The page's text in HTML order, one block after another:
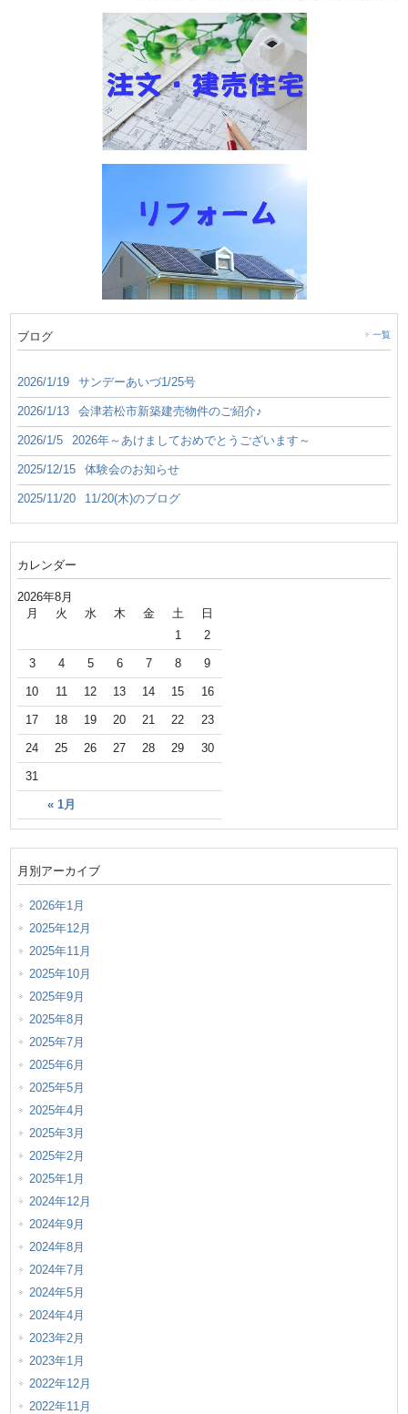
ブログ 一覧
2026/1/19 サンデーあいづ1/25号
2026/1/13 会津若松市新築建売物件のご紹介♪
2026/1/5 2026年～あけましておめでとうございます～
2025/12/15 体験会のお知らせ
2025/11/20 11/20(木)のブログ
カレンダー
2026年8月
月 火 水 木 金 土 日
« 1月
1 2
3 4 5 6 7 8 9
10 11 12 13 14 15 16
17 18 19 20 21 22 23
24 25 26 27 28 29 30
31
月別アーカイブ
2026年1月
2025年12月
2025年11月
2025年10月
2025年9月
2025年8月
2025年7月
2025年6月
2025年5月
2025年4月
2025年3月
2025年2月
2025年1月
2024年12月
2024年9月
2024年8月
2024年7月
2024年5月
2024年4月
2023年2月
2023年1月
2022年12月
2022年11月